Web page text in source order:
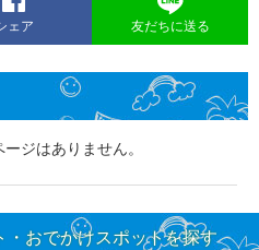
ェア 友だちに送る
ジはありません。
おでかけスポットを探す